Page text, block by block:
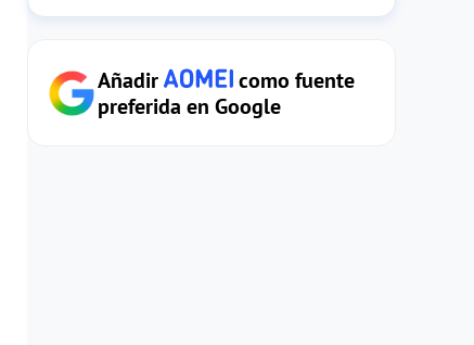
Añadir
como fuente
preferida en Google